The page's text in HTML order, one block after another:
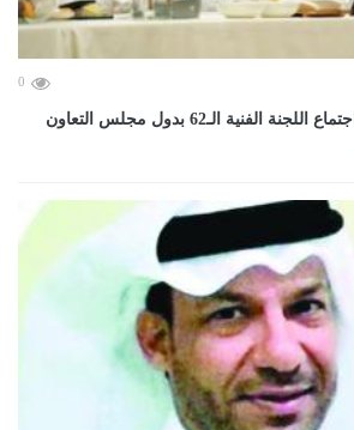
0
هيئة التقاعد تشارك في اجتماع اللجنة الفنية الـ62 بدول مجلس التعاون